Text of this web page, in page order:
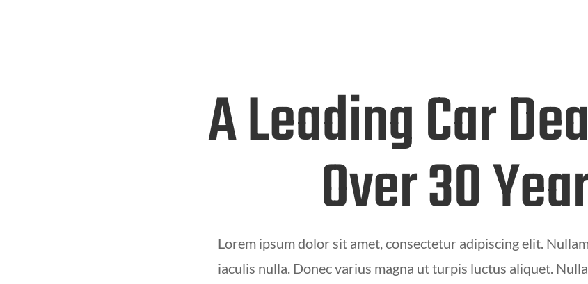
A Leading Car
Over 30
Lorem ipsum dolor sit amet, consectetur adipiscing elit.
iaculis nulla. Donec varius magna ut turpis luctus aliquet.